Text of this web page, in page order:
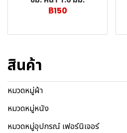
฿150
สินค้า
หมวดหมู่ผ้า
หมวดหมู่หนัง
หมวดหมู่อุปกรณ์ เฟอร์นิเจอร์